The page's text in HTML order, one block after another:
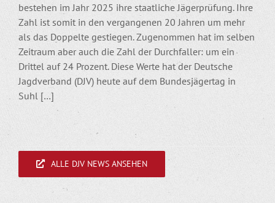
bestehen im Jahr 2025 ihre staatliche Jägerprüfung. Ihre
Zahl ist somit in den vergangenen 20 Jahren um mehr
als das Doppelte gestiegen. Zugenommen hat im selben
Zeitraum aber auch die Zahl der Durchfaller: um ein
Drittel auf 24 Prozent. Diese Werte hat der Deutsche
Jagdverband (DJV) heute auf dem Bundesjägertag in
Suhl […]
ALLE DJV NEWS ANSEHEN